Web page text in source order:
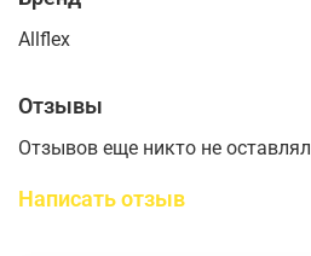
Allflex
Отзывы
Отзывов еще никто не оставлял
Написать отзыв